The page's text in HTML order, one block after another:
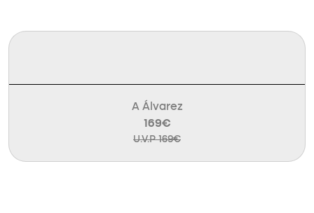
A Álvarez
169€
U.V.P 169€